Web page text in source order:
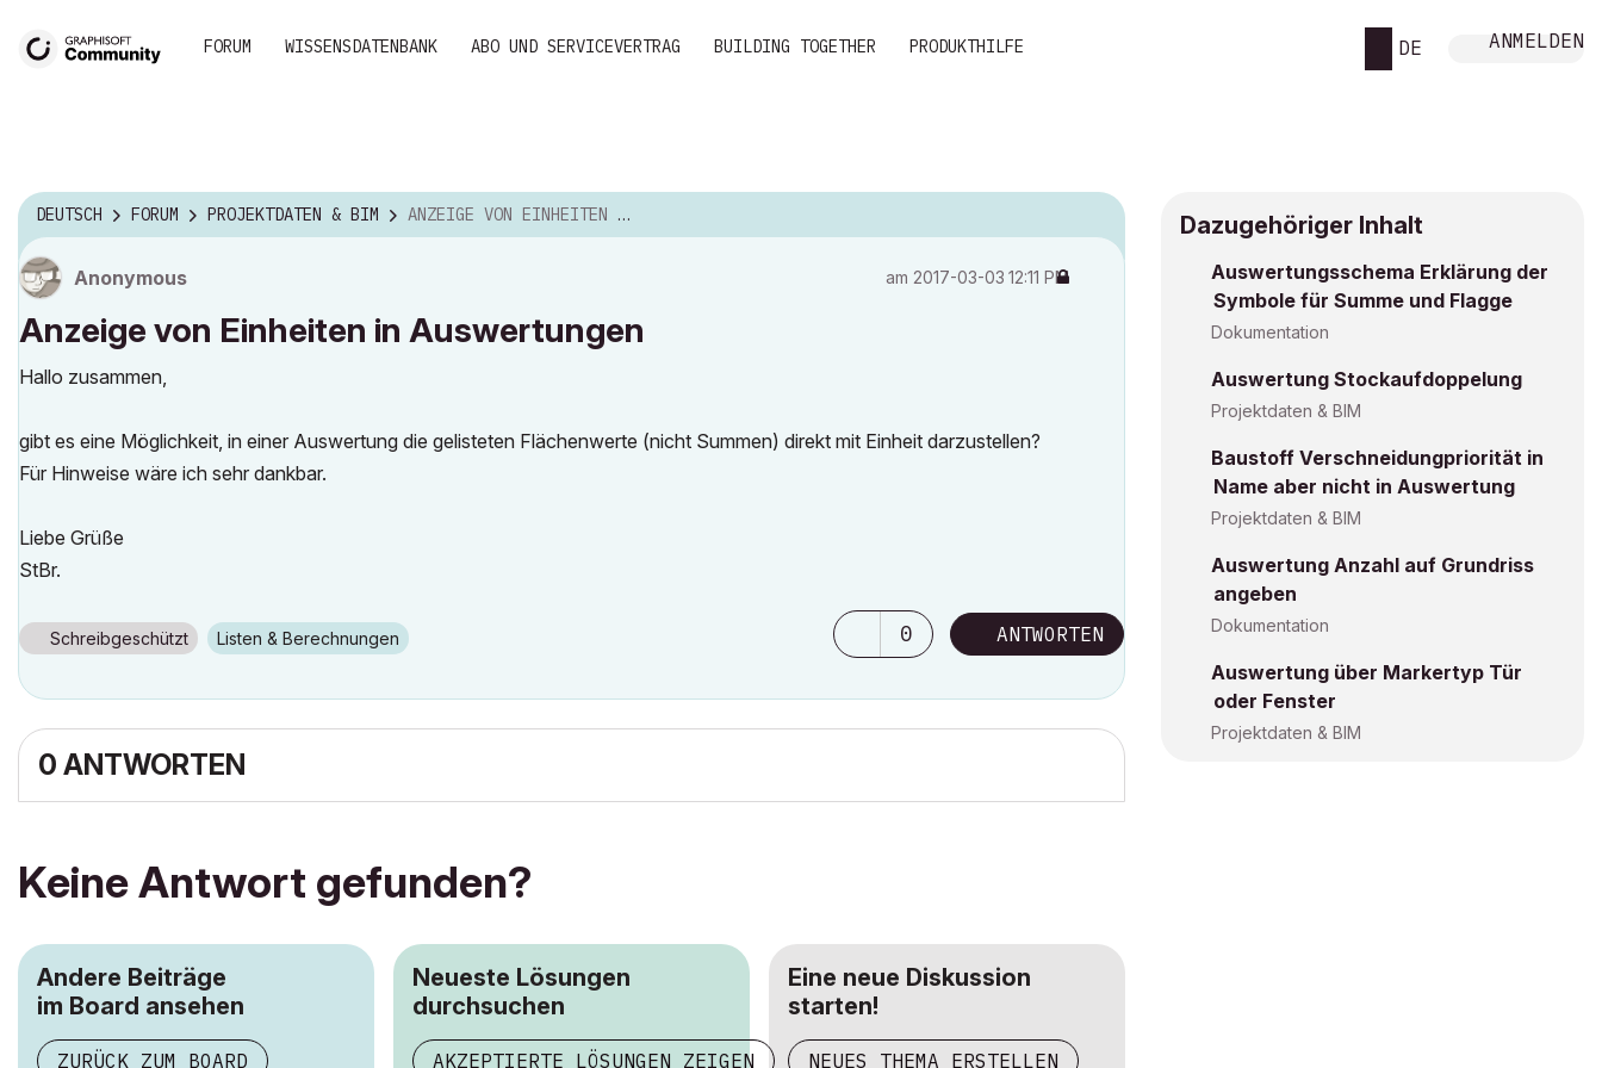
FORUM WISSENSDATENBANK ABO UND SERVICEVERTRAG BUILDING TOGETHER PRODUKTHILFE DE ANMELDEN
DEUTSCH FORUM PROJEKTDATEN & BIM ANZEIGE VON EINHEITEN IN AUSWERTUNGEN
Anonymous am ‎2017-03-03 12:11 PM
Anzeige von Einheiten in Auswertungen
Hallo zusammen,
gibt es eine Möglichkeit, in einer Auswertung die gelisteten Flächenwerte (nicht Summen) direkt mit Einheit darzustellen?
Für Hinweise wäre ich sehr dankbar.
Liebe Grüße
StBr.
Schreibgeschützt Listen & Berechnungen 0 ANTWORTEN
0 ANTWORTEN
Keine Antwort gefunden?
Andere Beiträge
im Board ansehen
ZURÜCK ZUM BOARD
Neueste Lösungen
durchsuchen
AKZEPTIERTE LÖSUNGEN ZEIGEN
Eine neue Diskussion
starten!
NEUES THEMA ERSTELLEN
Dazugehöriger Inhalt
Auswertungsschema Erklärung der
Symbole für Summe und Flagge
Dokumentation
Auswertung Stockaufdoppelung
Projektdaten & BIM
Baustoff Verschneidungpriorität in
Name aber nicht in Auswertung
Projektdaten & BIM
Auswertung Anzahl auf Grundriss
angeben
Dokumentation
Auswertung über Markertyp Tür
oder Fenster
Projektdaten & BIM